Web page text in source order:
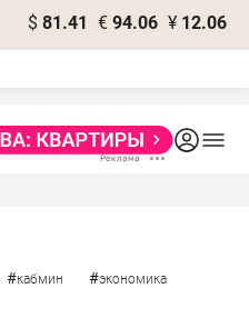
$ 81.41 € 94.06 ¥ 12.06
#кабмин #экономика